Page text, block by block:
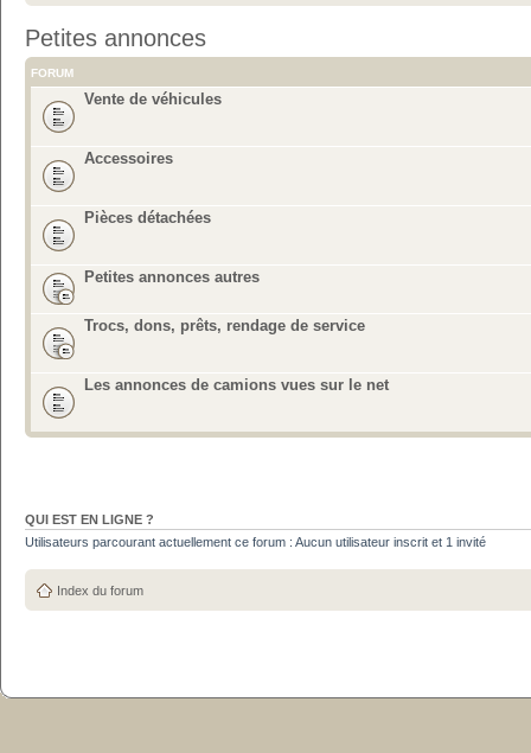
Petites annonces
FORUM
Vente de véhicules
Accessoires
Pièces détachées
Petites annonces autres
Trocs, dons, prêts, rendage de service
Les annonces de camions vues sur le net
QUI EST EN LIGNE ?
Utilisateurs parcourant actuellement ce forum : Aucun utilisateur inscrit et 1 invité
Index du forum